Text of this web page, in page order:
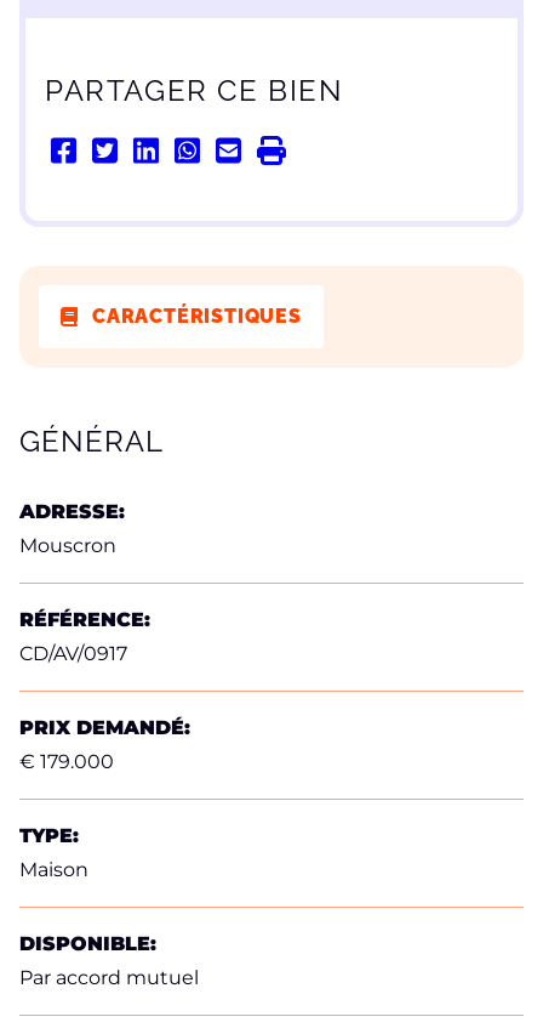
PARTAGER CE BIEN
CARACTÉRISTIQUES
CARACTÉRISTIQUES
GÉNÉRAL
ADRESSE:
Mouscron
RÉFÉRENCE:
CD/AV/0917
PRIX DEMANDÉ:
€ 179.000
TYPE:
Maison
DISPONIBLE:
Par accord mutuel